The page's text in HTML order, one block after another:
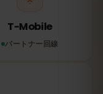
T-Mobile
パートナー回線